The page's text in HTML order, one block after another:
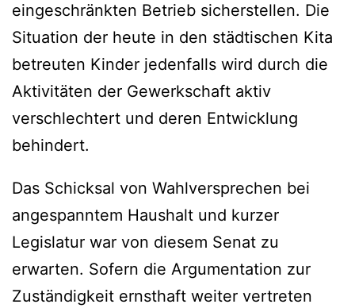
eingeschränkten Betrieb sicherstellen. Die
Situation der heute in den städtischen Kita
betreuten Kinder jedenfalls wird durch die
Aktivitäten der Gewerkschaft aktiv
verschlechtert und deren Entwicklung
behindert.
Das Schicksal von Wahlversprechen bei
angespanntem Haushalt und kurzer
Legislatur war von diesem Senat zu
erwarten. Sofern die Argumentation zur
Zuständigkeit ernsthaft weiter vertreten